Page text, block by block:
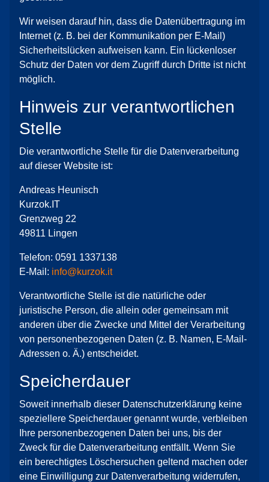
Wir weisen darauf hin, dass die Datenübertragung im
Internet (z. B. bei der Kommunikation per E-Mail)
Sicherheitslücken aufweisen kann. Ein lückenloser
Schutz der Daten vor dem Zugriff durch Dritte ist nicht
möglich.
Hinweis zur verantwortlichen
Stelle
Die verantwortliche Stelle für die Datenverarbeitung
auf dieser Website ist:
Andreas Heunisch
Kurzok.IT
Grenzweg 22
49811 Lingen
Telefon: 0591 1337138
E-Mail: info@kurzok.it
Verantwortliche Stelle ist die natürliche oder
juristische Person, die allein oder gemeinsam mit
anderen über die Zwecke und Mittel der Verarbeitung
von personenbezogenen Daten (z. B. Namen, E-Mail-
Adressen o. Ä.) entscheidet.
Speicherdauer
Soweit innerhalb dieser Datenschutzerklärung keine
speziellere Speicherdauer genannt wurde, verbleiben
Ihre personenbezogenen Daten bei uns, bis der
Zweck für die Datenverarbeitung entfällt. Wenn Sie
ein berechtigtes Löschersuchen geltend machen oder
eine Einwilligung zur Datenverarbeitung widerrufen,